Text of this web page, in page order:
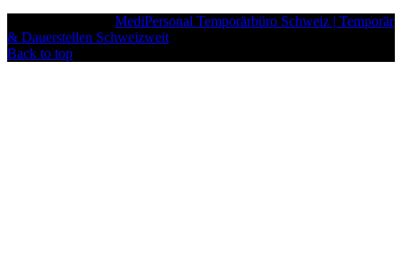
MediPersonal Temporärbüro Schweiz | Temporär
& Dauerstellen Schweizweit, All Rights Reserved.
Back to top